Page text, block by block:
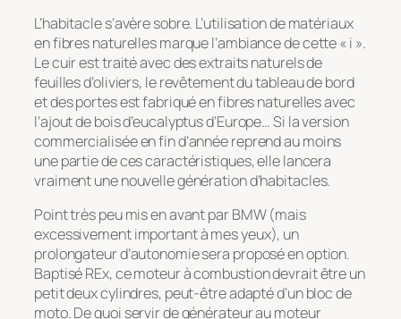
L’habitacle s’avère sobre. L’utilisation de matériaux
en fibres naturelles marque l’ambiance de cette « i ».
Le cuir est traité avec des extraits naturels de
feuilles d’oliviers, le revêtement du tableau de bord
et des portes est fabriqué en fibres naturelles avec
l’ajout de bois d’eucalyptus d’Europe… Si la version
commercialisée en fin d’année reprend au moins
une partie de ces caractéristiques, elle lancera
vraiment une nouvelle génération d’habitacles.
Point très peu mis en avant par BMW (mais
excessivement important à mes yeux), un
prolongateur d’autonomie sera proposé en option.
Baptisé REx, ce moteur à combustion devrait être un
petit deux cylindres, peut-être adapté d’un bloc de
moto. De quoi servir de générateur au moteur